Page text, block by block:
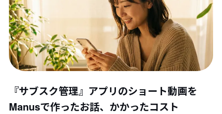
『サブスク管理』アプリのショート動画を
Manusで作ったお話、かかったコスト